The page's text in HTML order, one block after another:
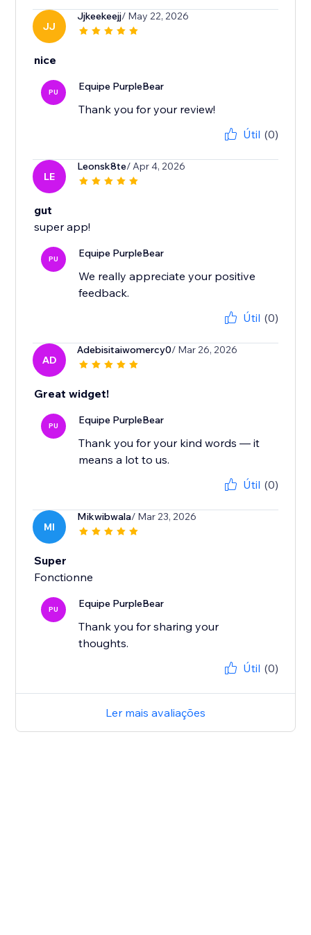
JJ
Jjkeekeejj/ May 22, 2026
nice
PU Equipe PurpleBear
Thank you for your review!
Útil (0)
LE
Leonsk8te/ Apr 4, 2026
gut
super app!
PU Equipe PurpleBear
We really appreciate your positive
feedback.
Útil (0)
AD
Adebisitaiwomercy0/ Mar 26, 2026
Great widget!
PU Equipe PurpleBear
Thank you for your kind words — it
means a lot to us.
Útil (0)
MI
Mikwibwala/ Mar 23, 2026
Super
Fonctionne
PU Equipe PurpleBear
Thank you for sharing your
thoughts.
Útil (0)
Ler mais avaliações